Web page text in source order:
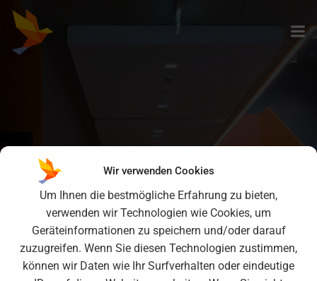
Wir verwenden Cookies
Um Ihnen die bestmögliche Erfahrung zu bieten,
verwenden wir Technologien wie Cookies, um
Geräteinformationen zu speichern und/oder darauf
zuzugreifen. Wenn Sie diesen Technologien zustimmen,
können wir Daten wie Ihr Surfverhalten oder eindeutige
Nahrungskunde